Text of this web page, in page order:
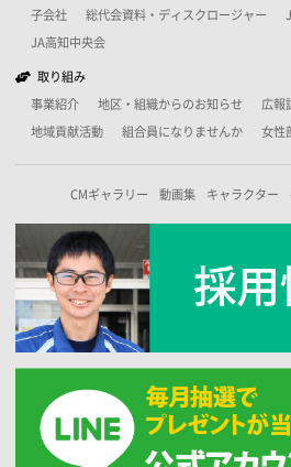
子会社 総代会資料・ディスクロージャー
JA高知中央会
取り組み
事業紹介 地区・組織からのお知らせ 広報
地域貢献活動 組合員になりませんか 女性
CMギャラリー 動画集 キャラクター